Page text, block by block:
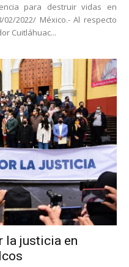
para destruir vidas en
2022/ México.- Al respecto
Cuitláhuac...
la justicia en